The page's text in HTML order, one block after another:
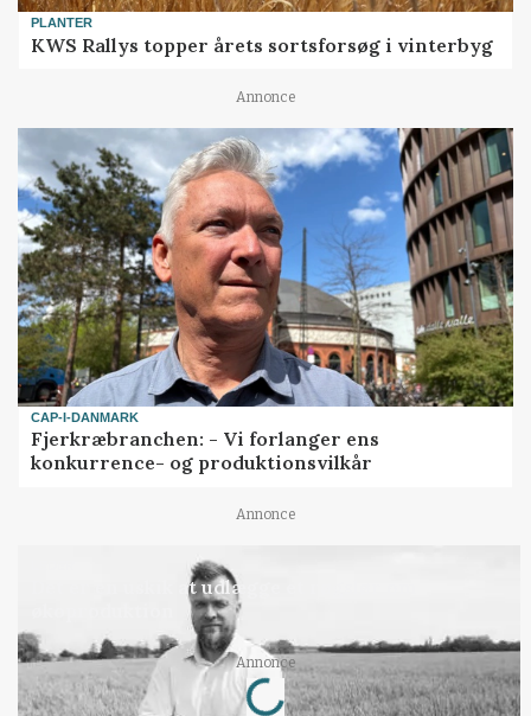
PLANTER
KWS Rallys topper årets sortsforsøg i vinterbyg
Annonce
CAP-I-DANMARK
Fjerkræbranchen: - Vi forlanger ens
konkurrence- og produktionsvilkår
Annonce
Det er en uskik at udlægge et røgslør om
Annonce
Loading...